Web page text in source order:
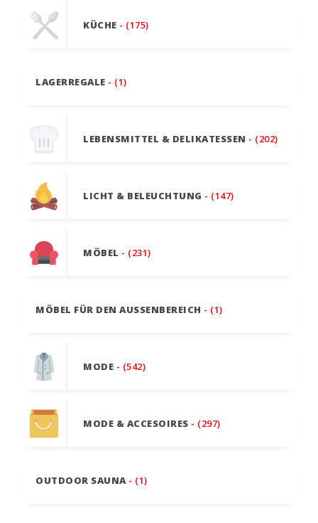
KÜCHE - (175)
LAGERREGALE - (1)
LEBENSMITTEL & DELIKATESSEN - (202)
LICHT & BELEUCHTUNG - (147)
MÖBEL - (231)
MÖBEL FÜR DEN AUSSENBEREICH - (1)
MODE - (542)
MODE & ACCESOIRES - (297)
OUTDOOR SAUNA - (1)